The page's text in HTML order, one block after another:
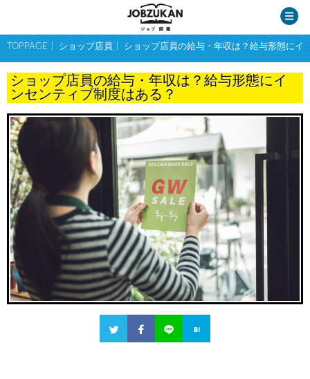
TOPPAGE ショップ店員 ショップ店員の給与・年収は？給与形態にイ
ショップ店員の給与・年収は？給与形態にイ
ンセンティブ制度はある？